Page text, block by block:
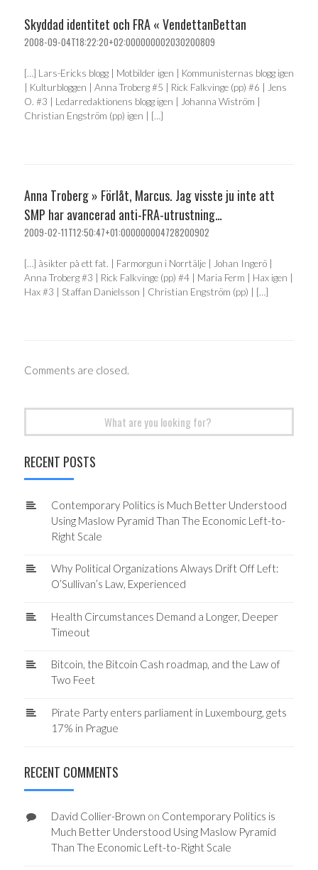
Skyddad identitet och FRA « VendettanBettan
2008-09-04T18:22:20+02:000000002030200809
[…] Lars-Ericks blogg | Motbilder igen | Kommunisternas blogg igen
| Kulturbloggen | Anna Troberg #5 | Rick Falkvinge (pp) #6 | Jens
O. #3 | Ledarredaktionens blogg igen | Johanna Wiström |
Christian Engström (pp) igen | […]
Anna Troberg » Förlåt, Marcus. Jag visste ju inte att
SMP har avancerad anti-FRA-utrustning…
2009-02-11T12:50:47+01:000000004728200902
[…] åsikter på ett fat. | Farmorgun i Norrtälje | Johan Ingerö |
Anna Troberg #3 | Rick Falkvinge (pp) #4 | Maria Ferm | Hax igen |
Hax #3 | Staffan Danielsson | Christian Engström (pp) | […]
Comments are closed.
RECENT POSTS
Contemporary Politics is Much Better Understood
Using Maslow Pyramid Than The Economic Left-to-
Right Scale
Why Political Organizations Always Drift Off Left:
O’Sullivan’s Law, Experienced
Health Circumstances Demand a Longer, Deeper
Timeout
Bitcoin, the Bitcoin Cash roadmap, and the Law of
Two Feet
Pirate Party enters parliament in Luxembourg, gets
17% in Prague
RECENT COMMENTS
David Collier-Brown on Contemporary Politics is
Much Better Understood Using Maslow Pyramid
Than The Economic Left-to-Right Scale